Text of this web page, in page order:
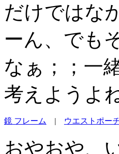
だけではな
ーん、でも
なぁ；；一
考えようよ
鏡 フレーム | ウエストポー
おやおや、